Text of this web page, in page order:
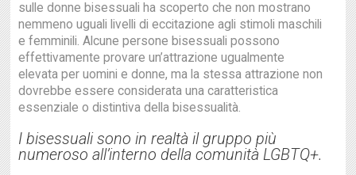
sulle donne bisessuali ha scoperto che non mostrano
nemmeno uguali livelli di eccitazione agli stimoli maschili
e femminili. Alcune persone bisessuali possono
effettivamente provare un’attrazione ugualmente
elevata per uomini e donne, ma la stessa attrazione non
dovrebbe essere considerata una caratteristica
essenziale o distintiva della bisessualità.
I bisessuali sono in realtà il gruppo più
numeroso all’interno della comunità LGBTQ+.